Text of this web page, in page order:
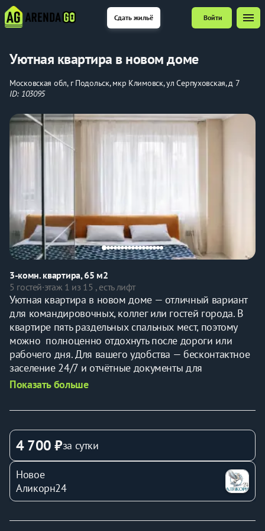
Сдать жильё Войти menu
Уютная квартира в новом доме
Московская обл, г Подольск, мкр Климовск, ул Серпуховская, д 7
ID: 103095
3-комн. квартира, 65 м2
5 гостей·этаж 1 из 15 , есть лифт
Уютная квартира в новом доме — отличный вариант
для командировочных, коллег или гостей города. В
квартире пять раздельных спальных мест, поэтому
можно  полноценно отдохнуть после дороги или
рабочего дня. Для вашего удобства — бесконтактное
заселение 24/7 и отчётные документы для
командировок.
•Двуспальная кровать особо широкая, двуспальная
размещение до 5 гостей
• Бесплатный Wi-Fi и смарт-телевизор — можно
работать онлайн или смотреть фильмы вечером
• Полностью оборудованная кухня (холодильник,
плита, микроволновка, чайник, посуда) — приготовите
любимые блюда как дома
• Совмещенный санузел, ванная, стиральная машина
Показать больше
4 700 ₽за сутки
Новое
Аликорн24